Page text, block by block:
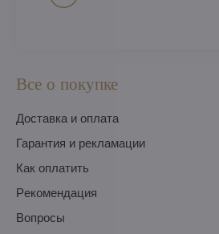
Все о покупке
Доставка и оплата
Гарантия и рекламации
Как оплатить
Pекомендация
Вопросы